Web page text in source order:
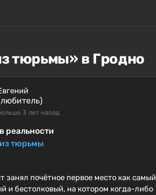
тюрьмы» в Гродно
3 лет назад
реальности
тюрьмы
занял почётное первое место как самый
на котором когда-либо